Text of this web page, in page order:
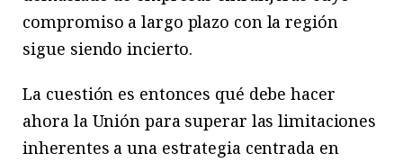
compromiso a largo plazo con la región
sigue siendo incierto.
La cuestión es entonces qué debe hacer
ahora la Unión para superar las limitaciones
inherentes a una estrategia centrada en